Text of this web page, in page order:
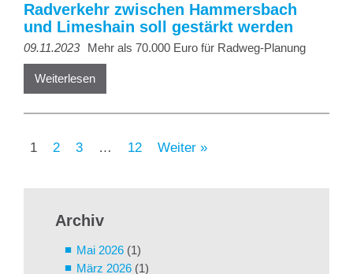
Radverkehr zwischen Hammersbach
und Limeshain soll gestärkt werden
09.11.2023 Mehr als 70.000 Euro für Radweg-Planung
Weiterlesen
1 2 3 12 Weiter »
Archiv
Mai 2026 (1)
März 2026 (1)